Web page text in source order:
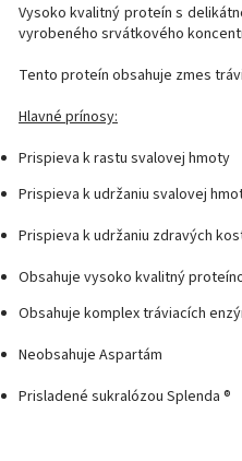
Vysoko kvalitný proteín s
vyrobeného srvátkového
Tento proteín obsahuje zmes
Hlavné prínosy:
Prispieva krastu svalovej hmoty
Prispieva kudržaniu svalovej
Prispieva kudržaniu zdravých
Obsahuje vysoko kvalitný
Obsahuje komplex tráviacích
Neobsahuje Aspartám
Prisladené sukralózou Splenda ®